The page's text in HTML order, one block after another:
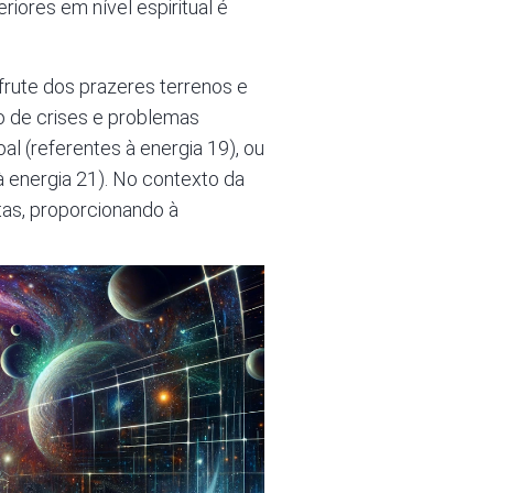
em nível espiritual é
dos prazeres terrenos e
de crises e problemas
(referentes à energia 19), ou
21). No contexto da
proporcionando à